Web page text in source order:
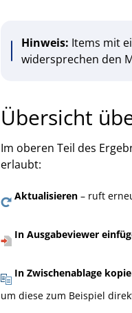
Hinweis: Items mit
widersprechen den
Übersicht
Im oberen Teil des
erlaubt:
Aktualisieren – ruft
In Ausgabeviewer
In Zwischenablage
um diese zum Beispiel